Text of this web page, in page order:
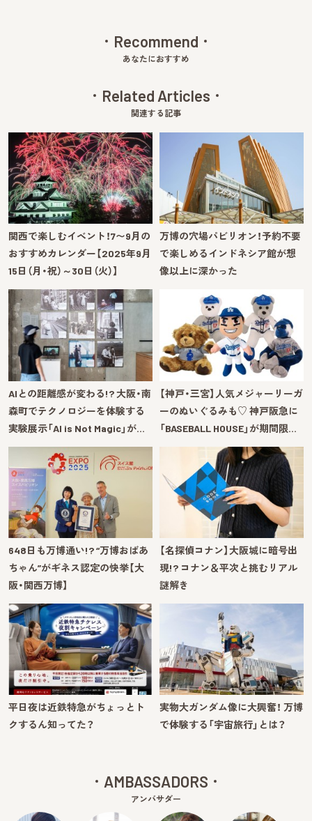
Recommend
あなたにおすすめ
Related Articles
関連する記事
関西で楽しむイベント！7〜9月の
おすすめカレンダー【2025年9月
15日（月・祝）～30日（火）】
万博の穴場パビリオン！予約不要
で楽しめるインドネシア館が想
像以上に深かった
AIとの距離感が変わる!? 大阪・南
森町でテクノロジーを体験する
実験展示「AI is Not Magic」が…
【神戸・三宮】人気メジャーリーガ
ーのぬいぐるみも♡ 神戸阪急に
「BASEBALL HOUSE」が期間限…
648日も万博通い!? “万博おばあ
ちゃん”がギネス認定の快挙【大
阪・関西万博】
【名探偵コナン】大阪城に暗号出
現!? コナン＆平次と挑むリアル
謎解き
平日夜は近鉄特急がちょっとト
クするん知ってた？
実物大ガンダム像に大興奮！ 万博
で体験する「宇宙旅行」とは？
AMBASSADORS
アンバサダー